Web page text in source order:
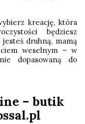
kreację, która
będziesz
druhną, mamą
weselnym – w
dopasowaną do
– butik